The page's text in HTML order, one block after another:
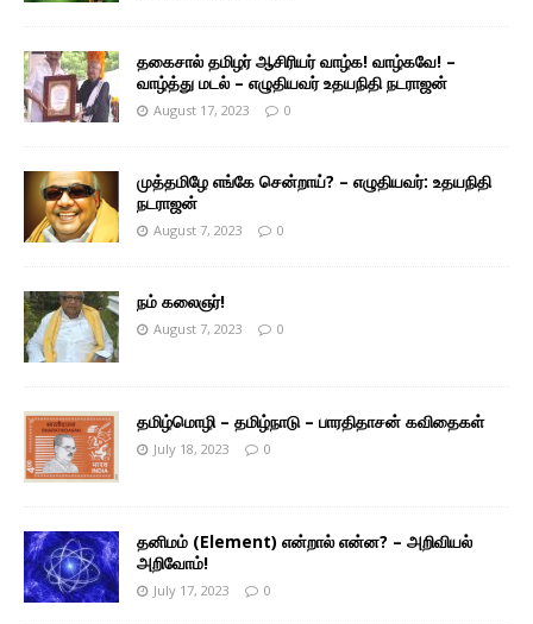
தகைசால் தமிழர் ஆசிரியர் வாழ்க! வாழ்கவே! –
வாழ்த்து மடல் – எழுதியவர் உதயநிதி நடராஜன்
August 17, 2023 0
முத்தமிழே எங்கே சென்றாய்? – எழுதியவர்: உதயநிதி
நடராஜன்
August 7, 2023 0
நம் கலைஞர்!
August 7, 2023 0
தமிழ்மொழி – தமிழ்நாடு – பாரதிதாசன் கவிதைகள்
July 18, 2023 0
தனிமம் (Element) என்றால் என்ன? – அறிவியல்
அறிவோம்!
July 17, 2023 0